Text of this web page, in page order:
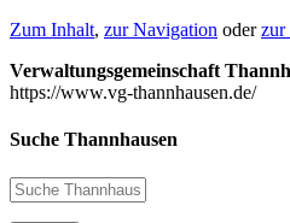
Zum Inhalt, zur Navigation oderzur
Verwaltungsgemeinschaft
https://www.vg-thannhausen.de/
Suche Thannhausen